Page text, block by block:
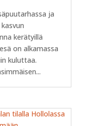
ja
kerätyillä
on alkamassa
kuluttaa.